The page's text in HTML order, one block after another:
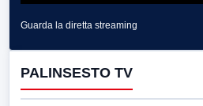
Guarda la diretta streaming
PALINSESTO TV